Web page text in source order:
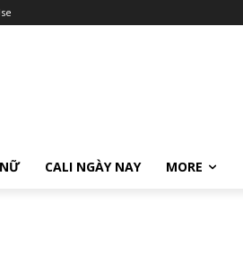
CALI NGÀY NAY MORE